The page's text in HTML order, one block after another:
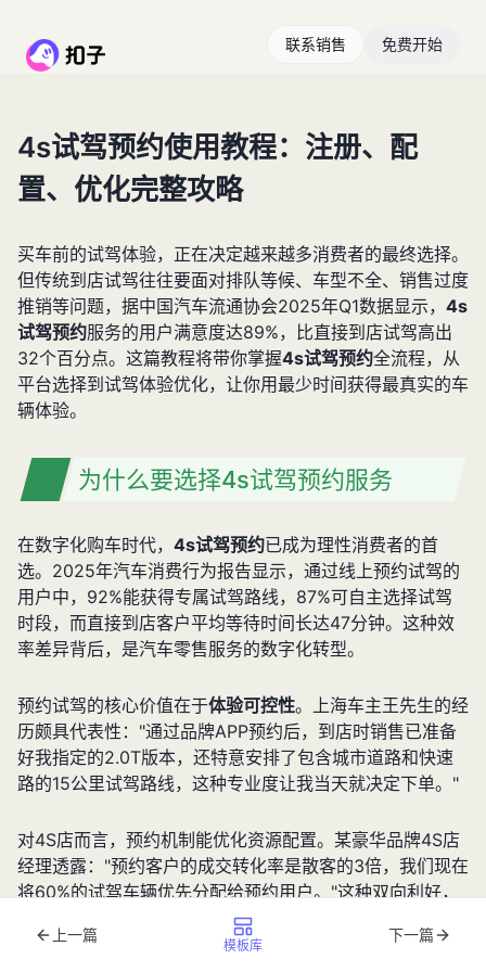
联系销售 免费开始
4s试驾预约使用教程：注册、配
置、优化完整攻略
买车前的试驾体验，正在决定越来越多消费者的最终选择。
但传统到店试驾往往要面对排队等候、车型不全、销售过度
推销等问题，据中国汽车流通协会2025年Q1数据显示， 4s
试驾预约服务的用户满意度达89%，比直接到店试驾高出
32个百分点。这篇教程将带你掌握4s试驾预约全流程，从
平台选择到试驾体验优化，让你用最少时间获得最真实的车
辆体验。
为什么要选择4s试驾预约服务
在数字化购车时代， 4s试驾预约已成为理性消费者的首
选。2025年汽车消费行为报告显示，通过线上预约试驾的
用户中，92%能获得专属试驾路线，87%可自主选择试驾
时段，而直接到店客户平均等待时间长达47分钟。这种效
率差异背后，是汽车零售服务的数字化转型。
预约试驾的核心价值在于体验可控性。上海车主王先生的经
历颇具代表性："通过品牌APP预约后，到店时销售已准备
好我指定的2.0T版本，还特意安排了包含城市道路和快速
路的15公里试驾路线，这种专业度让我当天就决定下单。"
对4S店而言，预约机制能优化资源配置。某豪华品牌4S店
经理透露："预约客户的成交转化率是散客的3倍，我们现在
将60%的试驾车辆优先分配给预约用户。"这种双向利好，
渗透率在2025年达到68%，较三年前提升
45个百分点。
上一篇
模板库
下一篇